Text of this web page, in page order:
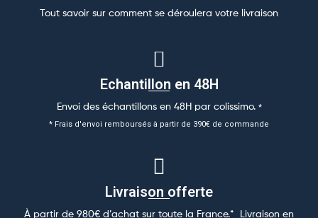
Tout savoir sur comment se déroulera votre livraison
Echantillon en 48H
Envoi des échantillons en 48H par colissimo. *
* Frais d'envoi remboursés à partir de 390€ de commande
Livraison offerte
À partir de 980€ d’achat sur toute la France.* Livraison en